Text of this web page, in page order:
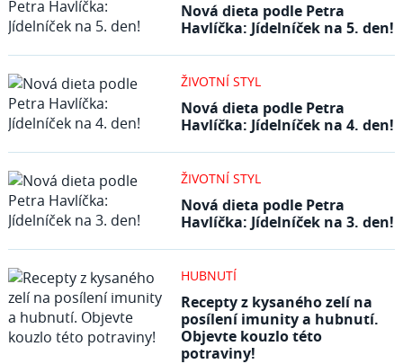
Nová dieta podle Petra
Havlíčka: Jídelníček na 5. den!
ŽIVOTNÍ STYL
Nová dieta podle Petra
Havlíčka: Jídelníček na 4. den!
ŽIVOTNÍ STYL
Nová dieta podle Petra
Havlíčka: Jídelníček na 3. den!
HUBNUTÍ
Recepty z kysaného zelí na
posílení imunity a hubnutí.
Objevte kouzlo této
potraviny!